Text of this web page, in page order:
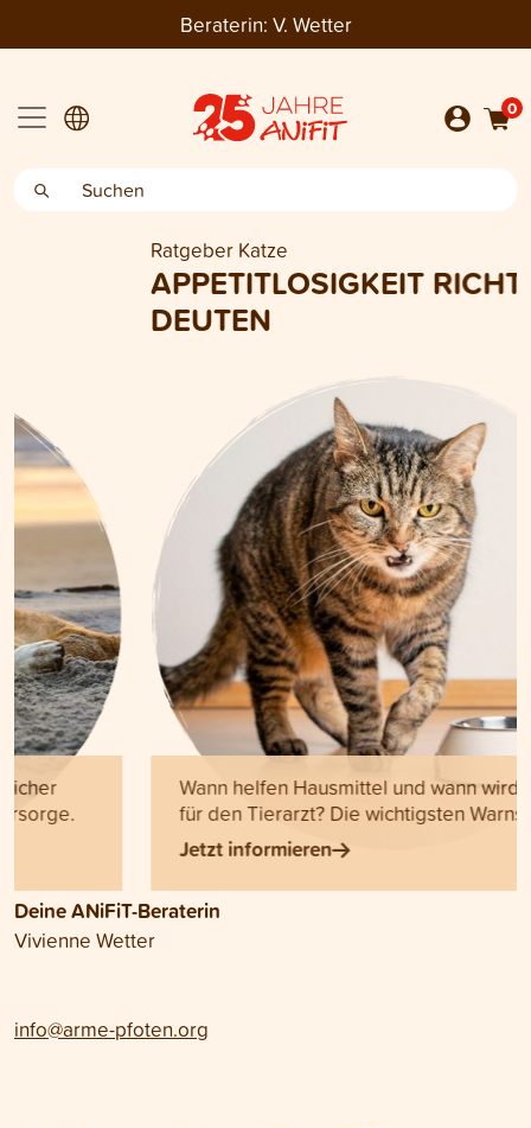
Beraterin: V. Wetter
0
APPETITLOSIGKEIT RICHTIG
Wann helfen Hausmittel und wann wird es Zeit
für den Tierarzt? Die wichtigsten Warnsignale.
Jetzt informieren
Deine ANiFiT-Beraterin
Vivienne Wetter
info@arme-pfoten.org